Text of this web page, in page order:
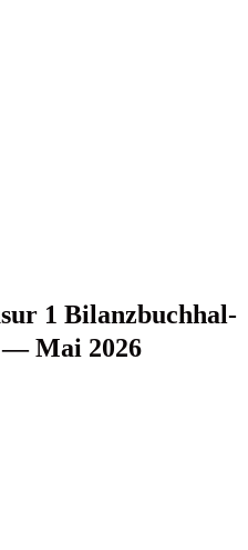
1 Bilanz­buch­hal­
Mai 2026